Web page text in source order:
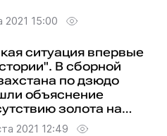
2021 15:00
ситуация впервые
В сборной
по дзюдо
объяснение
золота на
2020
2021 12:49